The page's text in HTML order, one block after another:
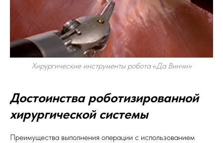
Хирургические инструменты робота «Да Винчи»
Достоинства роботизированной
хирургической системы
Преимущества выполнения операции с использованием